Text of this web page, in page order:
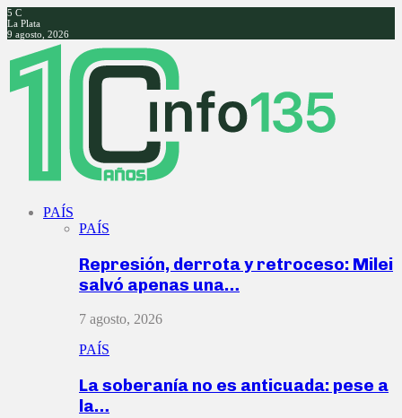
5 C
La Plata
9 agosto, 2026
Facebook
Twitter
Instagram
Youtube
PAÍS
PAÍS
Represión, derrota y retroceso: Milei
salvó apenas una…
7 agosto, 2026
PAÍS
La soberanía no es anticuada: pese a
la…